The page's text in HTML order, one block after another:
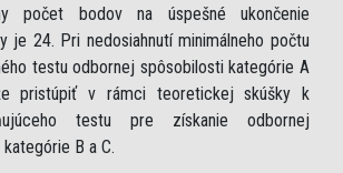
počet bodov na úspešné ukončenie
je 24. Pri nedosiahnutí minimálneho počtu
testu odbornej spôsobilosti kategórie A
pristúpiť v rámci teoretickej skúšky k
testu pre získanie odbornej
B a C.